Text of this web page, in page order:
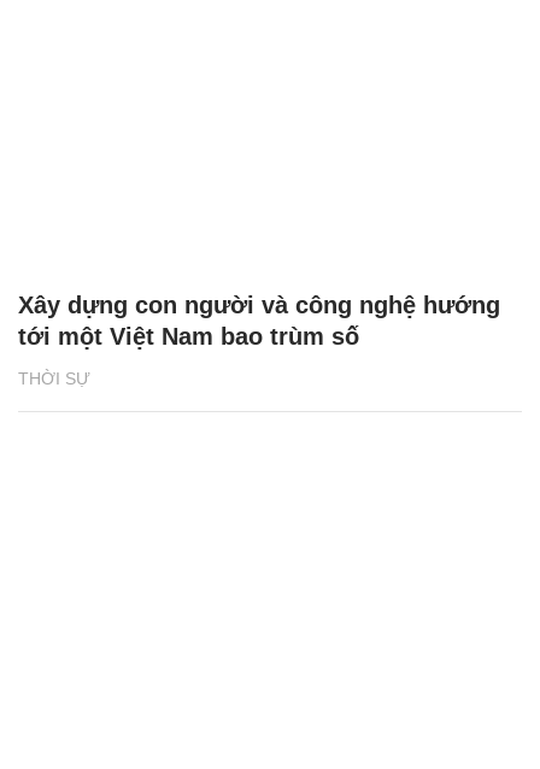
THỜI SỰ
Xây dựng con người và công nghệ hướng
tới một Việt Nam bao trùm số